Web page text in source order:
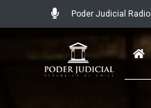
Poder Judicial Radio